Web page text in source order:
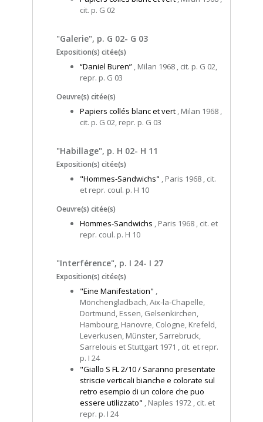
cit. p. G 02
"Galerie", p. G 02- G 03
Exposition(s) citée(s)
“Daniel Buren” , Milan 1968 , cit. p. G 02,
repr. p. G 03
Oeuvre(s) citée(s)
Papiers collés blanc et vert , Milan 1968 ,
cit. p. G 02, repr. p. G 03
"Habillage", p. H 02- H 11
Exposition(s) citée(s)
"Hommes-Sandwichs" , Paris 1968 , cit.
et repr. coul. p. H 10
Oeuvre(s) citée(s)
Hommes-Sandwichs , Paris 1968 , cit. et
repr. coul. p. H 10
"Interférence", p. I 24- I 27
Exposition(s) citée(s)
"Eine Manifestation" ,
Mönchengladbach, Aix-la-Chapelle,
Dortmund, Essen, Gelsenkirchen,
Hambourg, Hanovre, Cologne, Krefeld,
Leverkusen, Münster, Sarrebruck,
Sarrelouis et Stuttgart 1971 , cit. et repr.
p. I 24
"Giallo S FL 2/10 / Saranno presentate
striscie verticali bianche e colorate sul
retro esempio di un colore che puo
essere utilizzato" , Naples 1972 , cit. et
repr. p. I 24